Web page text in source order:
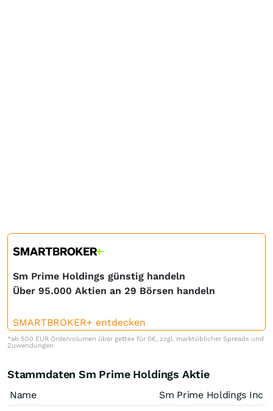
Sm Prime Holdings günstig handeln
Über 95.000 Aktien an 29 Börsen handeln
SMARTBROKER+ entdecken
*ab 500 EUR Ordervolumen über gettex für 0€, zzgl. marktüblicher Spreads und
Zuwendungen
Stammdaten Sm Prime Holdings Aktie
Name
Sm Prime Holdings Inc